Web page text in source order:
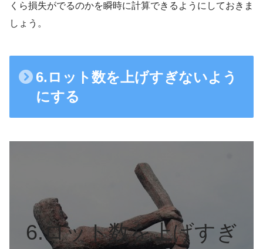
くら損失がでるのかを瞬時に計算できるようにしておきま
しょう。
6.ロット数を上げすぎないよう
にする
6.ロット数を上げすぎ